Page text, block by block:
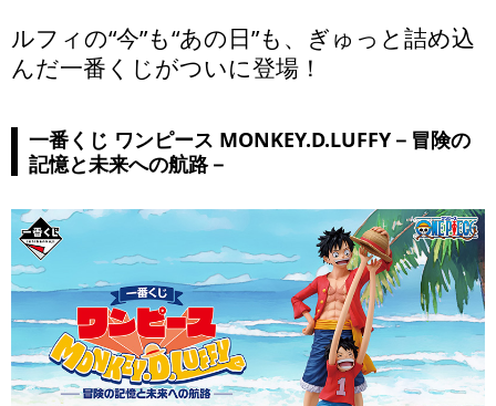
ルフィの“今”も“あの日”も、ぎゅっと詰め込
んだ一番くじがついに登場！
一番くじ ワンピース MONKEY.D.LUFFY－冒険の
記憶と未来への航路－